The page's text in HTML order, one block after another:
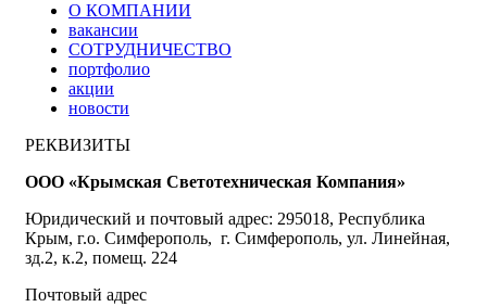
О КОМПАНИИ
вакансии
СОТРУДНИЧЕСТВО
портфолио
акции
новости
РЕКВИЗИТЫ
ООО «Крымская Светотехническая Компания»
Юридический и почтовый адрес: 295018, Республика
Крым, г.о. Симферополь, г. Симферополь, ул. Линейная,
зд.2, к.2, помещ. 224
Почтовый адрес